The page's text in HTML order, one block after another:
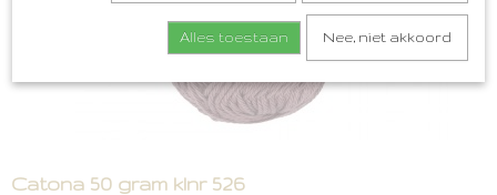
Catona 50 gram klnr 526
Alles toestaan Nee, niet akkoord